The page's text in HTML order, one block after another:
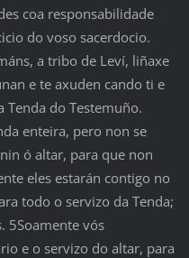
coa responsabilidade
do voso sacerdocio.
a tribo de Leví, liñaxe
e te axuden cando ti e
Tenda do Testemuño.
enteira, pero non se
ó altar, para que non
eles estarán contigo no
todo o servizo da Tenda;
5Soamente vós
e o servizo do altar, para